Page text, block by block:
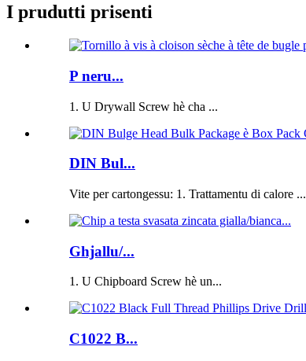
I prudutti prisenti
P neru...
1. U Drywall Screw hè cha ...
DIN Bul...
Vite per cartongessu: 1. Trattamentu di calore ...
Ghjallu/...
1. U Chipboard Screw hè un...
C1022 B...